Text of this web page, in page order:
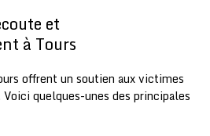
et
à Tours
offrent un soutien aux victimes
quelques-unes des principales